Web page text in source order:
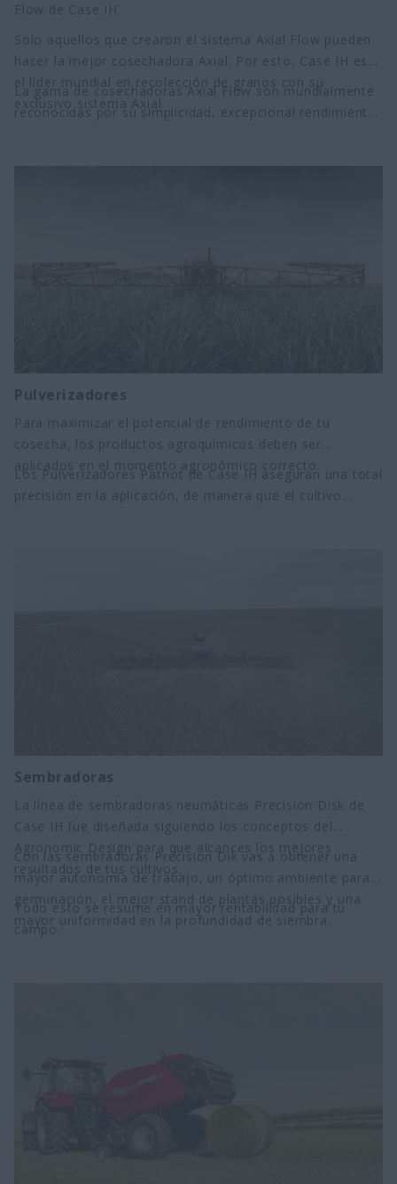
Flow de Case IH.
Solo aquellos que crearon el sistema Axial Flow pueden
hacer la mejor cosechadora Axial. Por esto, Case IH es
el líder mundial en recolección de granos con su
exclusivo sistema Axial.
La gama de cosechadoras Axial Flow son mundialmente
reconocidas por su simplicidad, excepcional rendimiento,
Pulverizadores
Para maximizar el potencial de rendimiento de tu
cosecha, los productos agroquímicos deben ser
aplicados en el momento agronómico correcto.
Los Pulverizadores Patriot de Case IH aseguran una total
precisión en la aplicación, de manera que el cultivo
Sembradoras
La línea de sembradoras neumáticas Precision Disk de
Case IH fue diseñada siguiendo los conceptos del
Agronomic Design para que alcances los mejores
resultados de tus cultivos.
Con las sembradoras Precision Dik vas a obtener una
mayor autonomía de trabajo, un óptimo ambiente para
germinación, el mejor stand de plantas posibles y una
mayor uniformidad en la profundidad de siembra.
Todo esto se resume en mayor rentabilidad para tu
campo.